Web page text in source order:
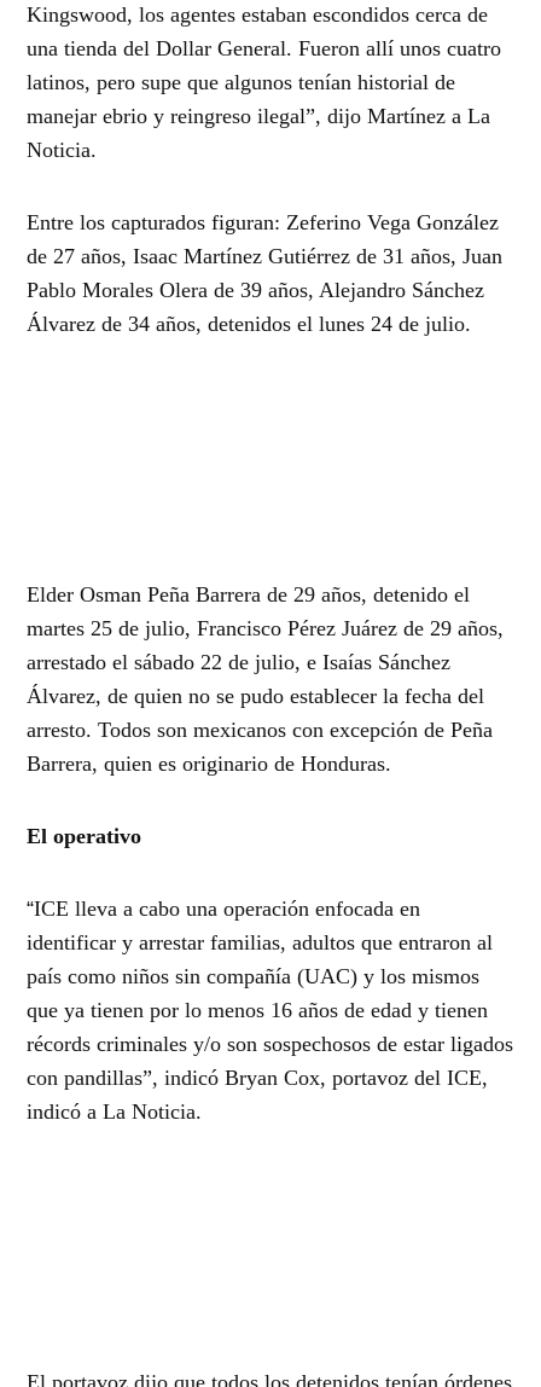
Kingswood, los agentes estaban escondidos cerca de
una tienda del Dollar General. Fueron allí unos cuatro
latinos, pero supe que algunos tenían historial de
manejar ebrio y reingreso ilegal”, dijo Martínez a La
Noticia.
Entre los capturados figuran: Zeferino Vega González
de 27 años, Isaac Martínez Gutiérrez de 31 años, Juan
Pablo Morales Olera de 39 años, Alejandro Sánchez
Álvarez de 34 años, detenidos el lunes 24 de julio.
Elder Osman Peña Barrera de 29 años, detenido el
martes 25 de julio, Francisco Pérez Juárez de 29 años,
arrestado el sábado 22 de julio, e Isaías Sánchez
Álvarez, de quien no se pudo establecer la fecha del
arresto. Todos son mexicanos con excepción de Peña
Barrera, quien es originario de Honduras.
El operativo
“ICE lleva a cabo una operación enfocada en
identificar y arrestar familias, adultos que entraron al
país como niños sin compañía (UAC) y los mismos
que ya tienen por lo menos 16 años de edad y tienen
récords criminales y/o son sospechosos de estar ligados
con pandillas”, indicó Bryan Cox, portavoz del ICE,
indicó a La Noticia.
El portavoz dijo que todos los detenidos tenían órdenes